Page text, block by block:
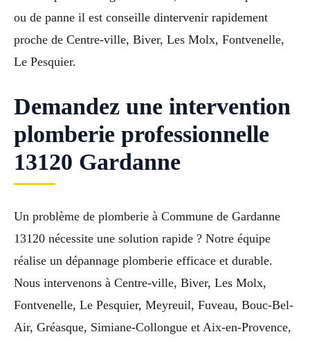
ou de panne il est conseille dintervenir rapidement
proche de Centre-ville, Biver, Les Molx, Fontvenelle,
Le Pesquier.
Demandez une intervention
plomberie professionnelle
13120 Gardanne
Un problème de plomberie à Commune de Gardanne
13120 nécessite une solution rapide ? Notre équipe
réalise un dépannage plomberie efficace et durable.
Nous intervenons à Centre-ville, Biver, Les Molx,
Fontvenelle, Le Pesquier, Meyreuil, Fuveau, Bouc-Bel-
Air, Gréasque, Simiane-Collongue et Aix-en-Provence,